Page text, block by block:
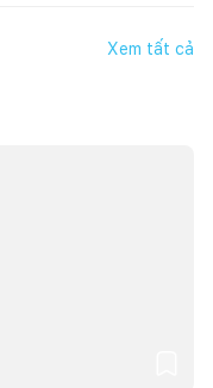
Xem tất cả